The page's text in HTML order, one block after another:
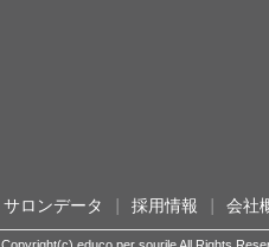
サロンデータ 採用情報 会社